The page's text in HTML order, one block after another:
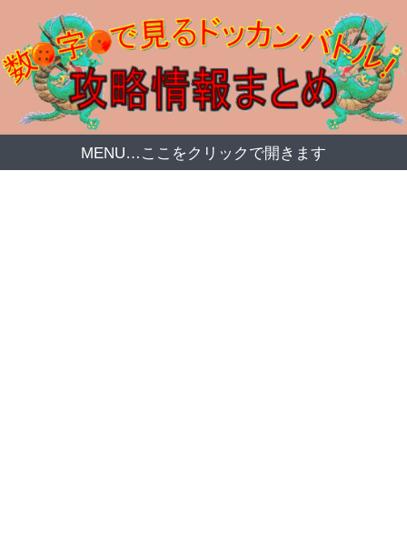
MENU…ここをクリックで開きます